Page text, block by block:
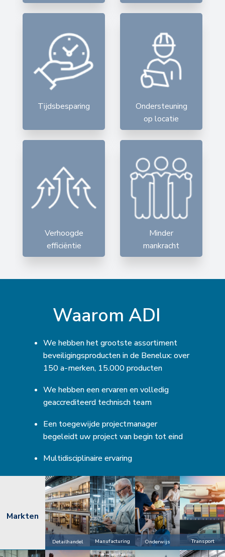
Tijdsbesparing
Ondersteuning
op locatie
Verhoogde
efficiëntie
Minder
mankracht
Waarom ADI
We hebben het grootste assortiment
beveiligingsproducten in de Benelux: over
150 a-merken, 15.000 producten
We hebben een ervaren en volledig
geaccrediteerd technisch team
Een toegewijde projectmanager
begeleidt uw project van begin tot eind
Multidisciplinaire ervaring
Markten
Detailhandel Manufacturing Onderwijs Transport